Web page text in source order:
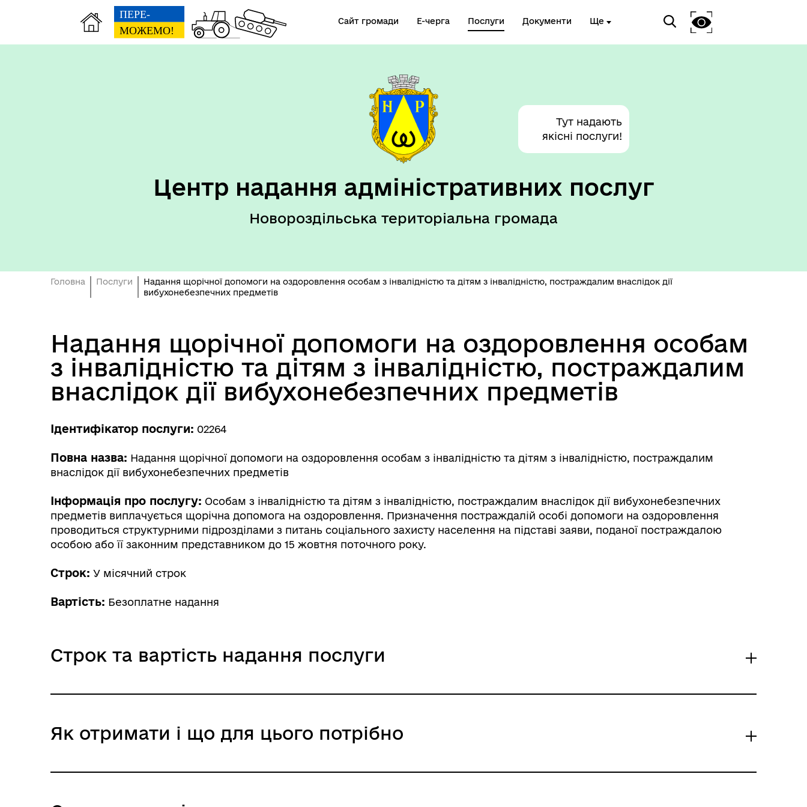
Сайт громади Е-черга Послуги Документи Ще
Тут надають
якісні послуги!
Центр надання адміністративних послуг
Новороздільська територіальна громада
Головна Послуги
Надання щорічної допомоги на оздоровлення особам з інвалідністю та дітям з інвалідністю, постраждалим внаслідок дії
вибухонебезпечних предметів
Надання щорічної допомоги на оздоровлення особам
з інвалідністю та дітям з інвалідністю, постраждалим
внаслідок дії вибухонебезпечних предметів
Ідентифікатор послуги: 02264
Повна назва: Надання щорічної допомоги на оздоровлення особам з інвалідністю та дітям з інвалідністю, постраждалим
внаслідок дії вибухонебезпечних предметів
Інформація про послугу: Особам з інвалідністю та дітям з інвалідністю, постраждалим внаслідок дії вибухонебезпечних
предметів виплачується щорічна допомога на оздоровлення. Призначення постраждалій особі допомоги на оздоровлення
проводиться структурними підрозділами з питань соціального захисту населення на підставі заяви, поданої постраждалою
особою або її законним представником до 15 жовтня поточного року.
Строк: У місячний строк
Вартість: Безоплатне надання
Строк та вартість надання послуги
Адміністративний збір: Безоплатне надання / 0 UAH /
Строк надання: У місячний строк
Як отримати і що для цього потрібно